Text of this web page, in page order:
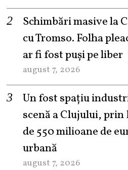
Schimbări masive la
cu Tromso. Folha
ar fi fost puși pe liber
august 7, 2026
Un fost spațiu
scenă a Clujului,
de 550 milioane de
urbană
august 7, 2026